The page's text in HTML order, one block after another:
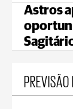
Astros
PREVISÃO